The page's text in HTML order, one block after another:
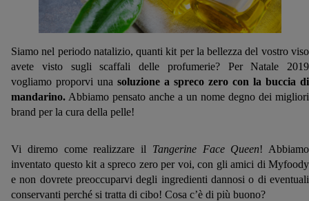
Siamo nel periodo natalizio, quanti kit per la bellezza del vostro viso
avete visto sugli scaffali delle profumerie? Per Natale 2019
vogliamo proporvi una soluzione a spreco zero con la buccia di
mandarino. Abbiamo pensato anche a un nome degno dei migliori
brand per la cura della pelle!
Vi diremo come realizzare il Tangerine Face Queen! Abbiamo
inventato questo kit a spreco zero per voi, con gli amici di Myfoody
e non dovrete preoccuparvi degli ingredienti dannosi o di eventuali
conservanti perché si tratta di cibo! Cosa c’è di più buono?